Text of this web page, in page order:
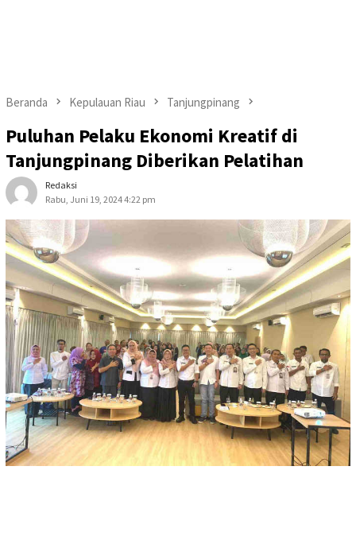
Beranda Kepulauan Riau Tanjungpinang
Puluhan Pelaku Ekonomi Kreatif di
Tanjungpinang Diberikan Pelatihan
Redaksi
Rabu, Juni 19, 2024 4:22 pm